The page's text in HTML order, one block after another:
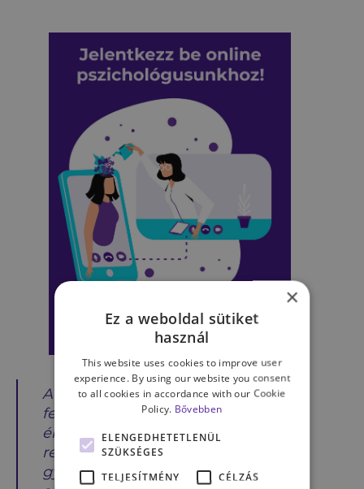
A mozgás a testi egészség
fenntartása mellett segít az
érzelmi, gondolati életet is
rendszerezni. A modern életstílus
gyakran elhanyagolja a fizikai
×
Ez a weboldal sütiket
használ
This website uses cookies to improve user
experience. By using our website you consent
to all cookies in accordance with our Cookie
Policy. Bővebben
ELENGEDHETETLENÜL
SZÜKSÉGES
TELJESÍTMÉNY
CÉLZÁS